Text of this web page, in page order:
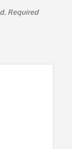
Required